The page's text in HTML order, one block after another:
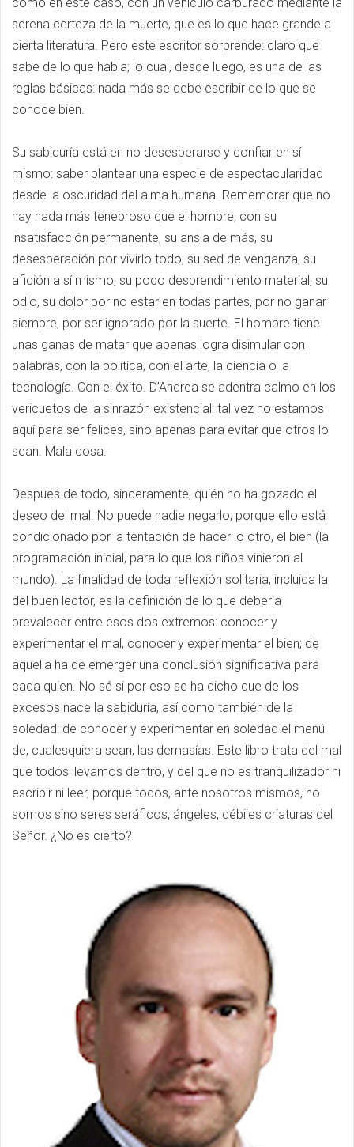
serena certeza de la muerte, que es lo que hace grande a
cierta literatura. Pero este escritor sorprende: claro que
sabe de lo que habla; lo cual, desde luego, es una de las
reglas básicas: nada más se debe escribir de lo que se
conoce bien.
Su sabiduría está en no desesperarse y confiar en sí
mismo: saber plantear una especie de espectacularidad
desde la oscuridad del alma humana. Rememorar que no
hay nada más tenebroso que el hombre, con su
insatisfacción permanente, su ansia de más, su
desesperación por vivirlo todo, su sed de venganza, su
afición a sí mismo, su poco desprendimiento material, su
odio, su dolor por no estar en todas partes, por no ganar
siempre, por ser ignorado por la suerte. El hombre tiene
unas ganas de matar que apenas logra disimular con
palabras, con la política, con el arte, la ciencia o la
tecnología. Con el éxito. D’Andrea se adentra calmo en los
vericuetos de la sinrazón existencial: tal vez no estamos
aquí para ser felices, sino apenas para evitar que otros lo
sean. Mala cosa.
Después de todo, sinceramente, quién no ha gozado el
deseo del mal. No puede nadie negarlo, porque ello está
condicionado por la tentación de hacer lo otro, el bien (la
programación inicial, para lo que los niños vinieron al
mundo). La finalidad de toda reflexión solitaria, incluida la
del buen lector, es la definición de lo que debería
prevalecer entre esos dos extremos: conocer y
experimentar el mal, conocer y experimentar el bien; de
aquella ha de emerger una conclusión significativa para
cada quien. No sé si por eso se ha dicho que de los
excesos nace la sabiduría, así como también de la
soledad: de conocer y experimentar en soledad el menú
de, cualesquiera sean, las demasías. Este libro trata del mal
que todos llevamos dentro, y del que no es tranquilizador ni
escribir ni leer, porque todos, ante nosotros mismos, no
somos sino seres seráficos, ángeles, débiles criaturas del
Señor. ¿No es cierto?